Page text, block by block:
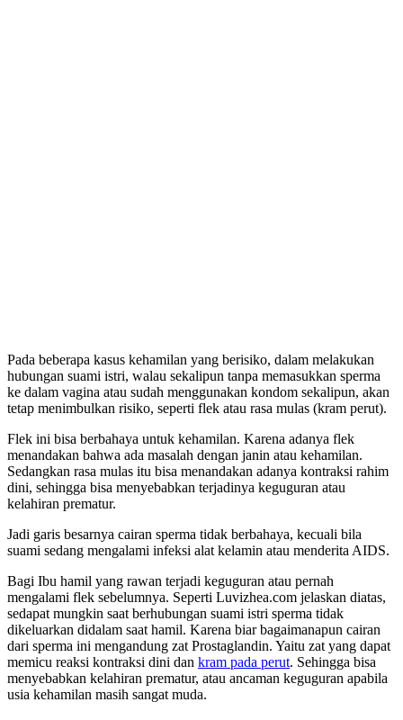
Pada beberapa kasus kehamilan yang berisiko, dalam melakukan
hubungan suami istri, walau sekalipun tanpa memasukkan sperma
ke dalam vagina atau sudah menggunakan kondom sekalipun, akan
tetap menimbulkan risiko, seperti flek atau rasa mulas (kram perut).
Flek ini bisa berbahaya untuk kehamilan. Karena adanya flek
menandakan bahwa ada masalah dengan janin atau kehamilan.
Sedangkan rasa mulas itu bisa menandakan adanya kontraksi rahim
dini, sehingga bisa menyebabkan terjadinya keguguran atau
kelahiran prematur.
Jadi garis besarnya cairan sperma tidak berbahaya, kecuali bila
suami sedang mengalami infeksi alat kelamin atau menderita AIDS.
Bagi Ibu hamil yang rawan terjadi keguguran atau pernah
mengalami flek sebelumnya. Seperti Luvizhea.com jelaskan diatas,
sedapat mungkin saat berhubungan suami istri sperma tidak
dikeluarkan didalam saat hamil. Karena biar bagaimanapun cairan
dari sperma ini mengandung zat Prostaglandin. Yaitu zat yang dapat
memicu reaksi kontraksi dini dan kram pada perut. Sehingga bisa
menyebabkan kelahiran prematur, atau ancaman keguguran apabila
usia kehamilan masih sangat muda.